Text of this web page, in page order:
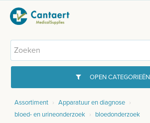
HOME
INFO
OPEN CATEGORIEËN
GYNAECOLOGIE
Assortiment › Apparatuur en diagnose ›
bloed- en urineonderzoek › bloedonderzoek